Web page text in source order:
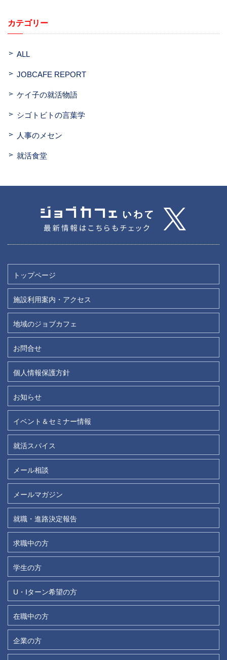
カテゴリー
ALL
JOBCAFE REPORT
ケイ子の就活物語
シゴトビトの言葉学
人事のメセン
就活食堂
トップページ
施設利用案内・アクセス
地域のジョブカフェ
お問合せ
個人情報保護方針
お知らせ
イベント＆セミナー情報
就活スパイス
メール相談
メールマガジン
就職・進路決定報告
求職中の方
学生の方
U・Iターン希望の方
在職中の方
企業の方